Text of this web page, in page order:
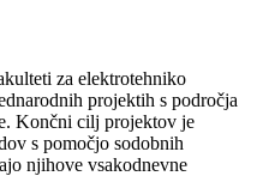
za elektrotehniko
projektih s področja
Končni cilj projektov je
s pomočjo sodobnih
njihove vsakodnevne